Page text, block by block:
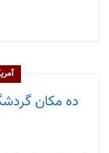
ده مکان